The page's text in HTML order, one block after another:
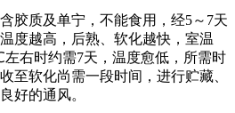
胶质及单宁，不能食用，经5～7天
度越高，后熟、软化越快，室温
右时约需7天，温度愈低，所需时
至软化尚需一段时间，进行贮藏、
好的通风。